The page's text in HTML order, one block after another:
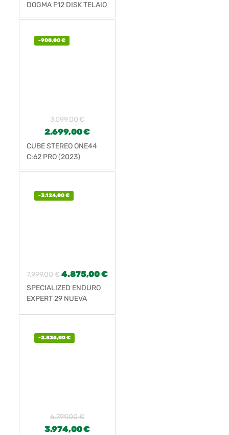
DOGMA F12 DISK TELAIO
-900,00€
3.599,00€
2.699,00€
CUBE STEREO ONE44
C:62 PRO (2023)
-3.124,00€
7.999,00€ 4.875,00€
SPECIALIZED ENDURO
EXPERT 29 NUEVA
-2.825,00€
6.799,00€
3.974,00€